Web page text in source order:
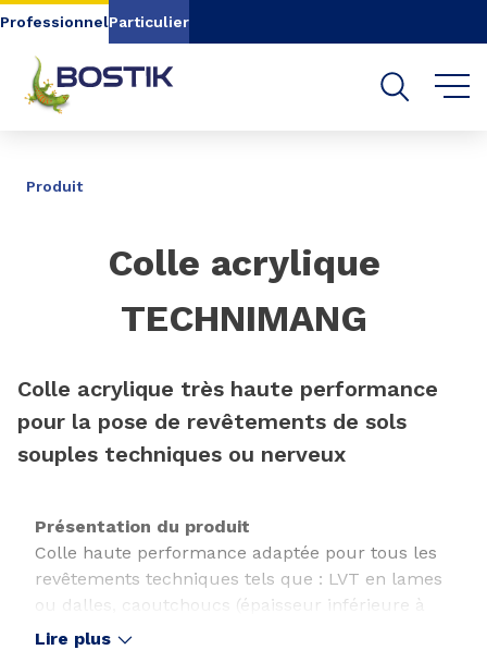
Aller au contenu
Aller au menu
Aller à la recherche
ProfessionnelParticulier
Produit
Colle acrylique
TECHNIMANG
Colle acrylique très haute performance
pour la pose de revêtements de sols
souples techniques ou nerveux
Présentation du produit
Colle haute performance adaptée pour tous les
revêtements techniques tels que : LVT en lames
ou dalles, caoutchoucs (épaisseur inférieure à
3,5mm), caoutchoucs ou linoléums acoustiques.
Lire plus